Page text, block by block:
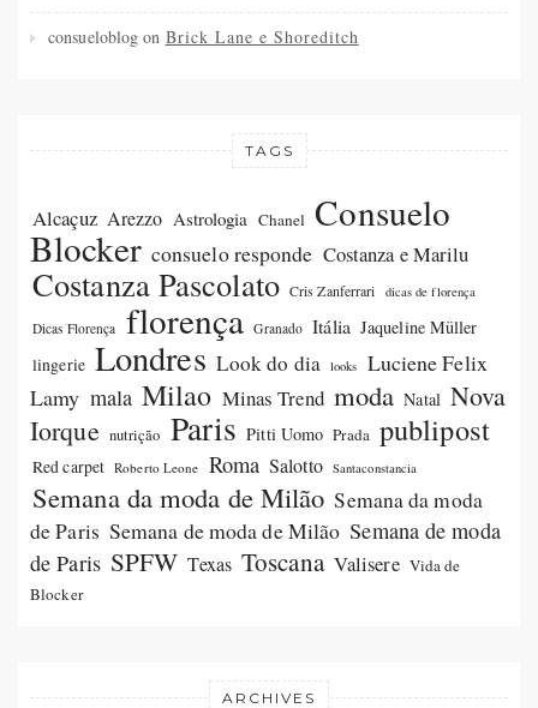
consueloblog on Brick Lane e Shoreditch
TAGS
Alcaçuz Arezzo Astrologia Chanel Consuelo
Blocker consuelo responde Costanza e Marilu
Costanza Pascolato Cris Zanferrari dicas de florença
Dicas Florença florença Granado Itália Jaqueline Müller
lingerie Londres Look do dia looks
Luciene Felix
Lamy mala Milao Minas Trend moda Natal Nova
Iorque nutrição Paris Pitti Uomo Prada publipost
Red carpet Roberto Leone Roma Salotto Santaconstancia
Semana da moda de Milão Semana da moda
de Paris Semana de moda de Milão Semana de moda
de Paris SPFW Texas Toscana Valisere Vida de
Blocker
ARCHIVES